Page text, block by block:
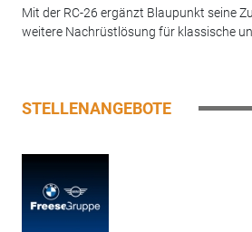
Mit der RC-26 ergänzt Blaupunkt seine
weitere Nachrüstlösung für klassische
STELLENANGEBOTE